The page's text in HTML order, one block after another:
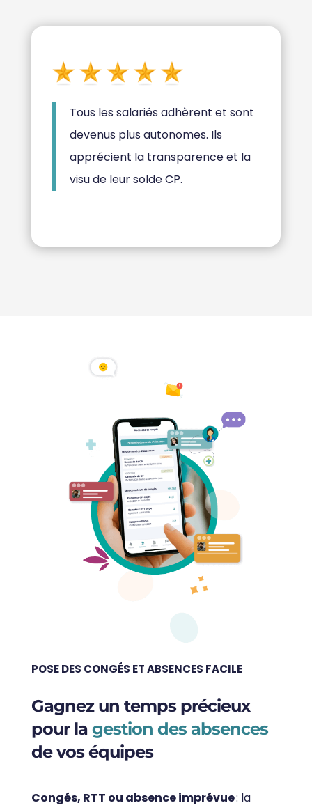
Tous les salariés adhèrent et sont
devenus plus autonomes. Ils
apprécient la transparence et la
visu de leur solde CP.
POSE DES CONGÉS ET ABSENCES FACILE
Gagnez un temps précieux
pour la gestion des absences
de vos équipes
Congés, RTT ou absence imprévue: la